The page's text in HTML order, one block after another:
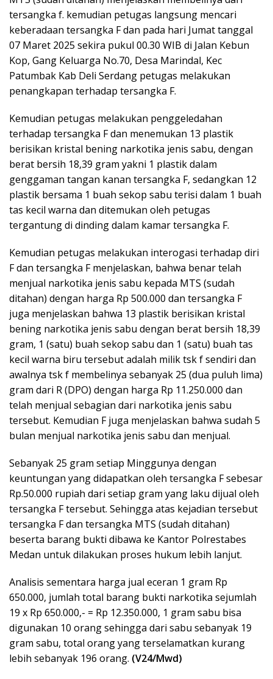
tersangka f. kemudian petugas langsung mencari
keberadaan tersangka F dan pada hari Jumat tanggal
07 Maret 2025 sekira pukul 00.30 WIB di Jalan Kebun
Kop, Gang Keluarga No.70, Desa Marindal, Kec
Patumbak Kab Deli Serdang petugas melakukan
penangkapan terhadap tersangka F.
Kemudian petugas melakukan penggeledahan
terhadap tersangka F dan menemukan 13 plastik
berisikan kristal bening narkotika jenis sabu, dengan
berat bersih 18,39 gram yakni 1 plastik dalam
genggaman tangan kanan tersangka F, sedangkan 12
plastik bersama 1 buah sekop sabu terisi dalam 1 buah
tas kecil warna dan ditemukan oleh petugas
tergantung di dinding dalam kamar tersangka F.
Kemudian petugas melakukan interogasi terhadap diri
F dan tersangka F menjelaskan, bahwa benar telah
menjual narkotika jenis sabu kepada MTS (sudah
ditahan) dengan harga Rp 500.000 dan tersangka F
juga menjelaskan bahwa 13 plastik berisikan kristal
bening narkotika jenis sabu dengan berat bersih 18,39
gram, 1 (satu) buah sekop sabu dan 1 (satu) buah tas
kecil warna biru tersebut adalah milik tsk f sendiri dan
awalnya tsk f membelinya sebanyak 25 (dua puluh lima)
gram dari R (DPO) dengan harga Rp 11.250.000 dan
telah menjual sebagian dari narkotika jenis sabu
tersebut. Kemudian F juga menjelaskan bahwa sudah 5
bulan menjual narkotika jenis sabu dan menjual.
Sebanyak 25 gram setiap Minggunya dengan
keuntungan yang didapatkan oleh tersangka F sebesar
Rp.50.000 rupiah dari setiap gram yang laku dijual oleh
tersangka F tersebut. Sehingga atas kejadian tersebut
tersangka F dan tersangka MTS (sudah ditahan)
beserta barang bukti dibawa ke Kantor Polrestabes
Medan untuk dilakukan proses hukum lebih lanjut.
Analisis sementara harga jual eceran 1 gram Rp
650.000, jumlah total barang bukti narkotika sejumlah
19 x Rp 650.000,- = Rp 12.350.000, 1 gram sabu bisa
digunakan 10 orang sehingga dari sabu sebanyak 19
gram sabu, total orang yang terselamatkan kurang
lebih sebanyak 196 orang. (V24/Mwd)